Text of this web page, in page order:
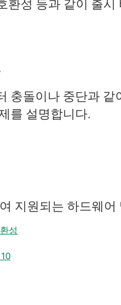
환성 등과 같이 출
충돌이나 중단과 같
를 설명합니다.
지원되는 하드웨
성